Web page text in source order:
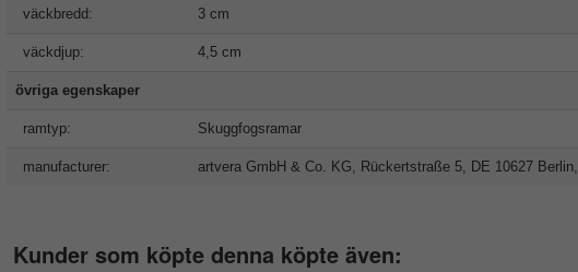
väckbredd: 3 cm
väckdjup: 4,5 cm
övriga egenskaper
ramtyp: Skuggfogsramar
manufacturer: artvera GmbH & Co. KG, Rückertstraße 5, DE 10627 Berlin,
Kunder som köpte denna köpte även: